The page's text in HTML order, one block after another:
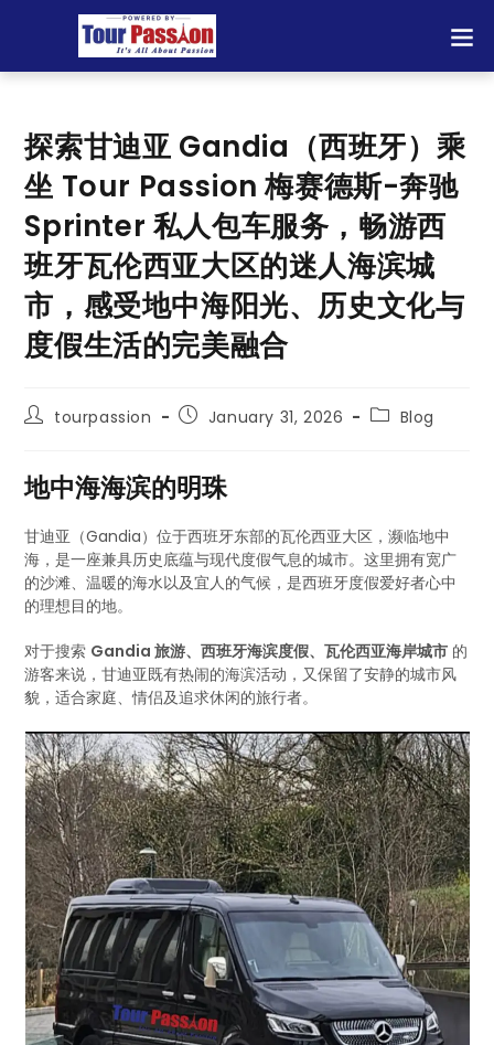
探索甘迪亚 Gandia（西班牙）乘
坐 Tour Passion 梅赛德斯-奔驰
Sprinter 私人包车服务，畅游西
班牙瓦伦西亚大区的迷人海滨城
市，感受地中海阳光、历史文化与
度假生活的完美融合
tourpassion January 31, 2026 Blog
地中海海滨的明珠
甘迪亚（Gandia）位于西班牙东部的瓦伦西亚大区，濒临地中
海，是一座兼具历史底蕴与现代度假气息的城市。这里拥有宽广
的沙滩、温暖的海水以及宜人的气候，是西班牙度假爱好者心中
的理想目的地。
对于搜索 Gandia 旅游、西班牙海滨度假、瓦伦西亚海岸城市 的
游客来说，甘迪亚既有热闹的海滨活动，又保留了安静的城市风
貌，适合家庭、情侣及追求休闲的旅行者。